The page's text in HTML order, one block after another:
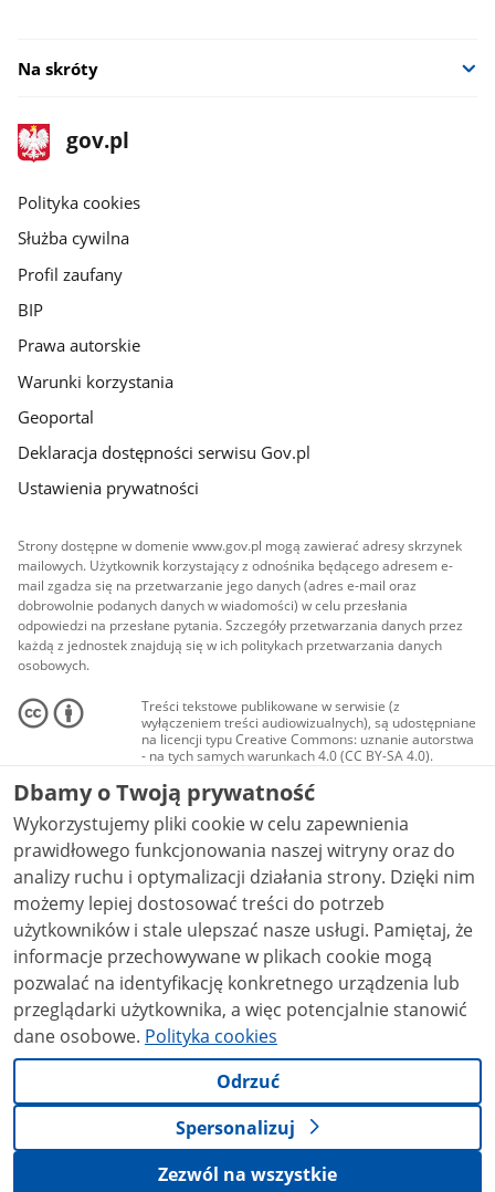
Na skróty
stopka
gov.pl
Strona
gov.pl
gov.pl
Polityka cookies
Służba cywilna
Profil zaufany
BIP
Prawa autorskie
Warunki korzystania
Geoportal
Deklaracja dostępności serwisu Gov.pl
Ustawienia prywatności
Strony dostępne w domenie www.gov.pl mogą zawierać adresy skrzynek
mailowych. Użytkownik korzystający z odnośnika będącego adresem e-
mail zgadza się na przetwarzanie jego danych (adres e-mail oraz
dobrowolnie podanych danych w wiadomości) w celu przesłania
odpowiedzi na przesłane pytania. Szczegóły przetwarzania danych przez
każdą z jednostek znajdują się w ich politykach przetwarzania danych
osobowych.
Treści tekstowe publikowane w serwisie (z
wyłączeniem treści audiowizualnych), są udostępniane
na licencji typu Creative Commons: uznanie autorstwa
- na tych samych warunkach 4.0 (CC BY-SA 4.0).
Materiały audiowizualne, w tym zdjęcia, materiały
audio i wideo, są udostępniane na licencji typu
Creative Commons: uznanie autorstwa użycie
niekomercyjne - bez utworów zależnych 4.0 (CC BY-
NC-ND 4.0), o ile nie jest to stwierdzone inaczej.
Dbamy o Twoją prywatność
Wykorzystujemy pliki cookie w celu zapewnienia
prawidłowego funkcjonowania naszej witryny oraz do
analizy ruchu i optymalizacji działania strony. Dzięki nim
możemy lepiej dostosować treści do potrzeb
użytkowników i stale ulepszać nasze usługi. Pamiętaj, że
informacje przechowywane w plikach cookie mogą
pozwalać na identyfikację konkretnego urządzenia lub
przeglądarki użytkownika, a więc potencjalnie stanowić
dane osobowe. Polityka cookies
Odrzuć
Spersonalizuj
Zezwól na wszystkie